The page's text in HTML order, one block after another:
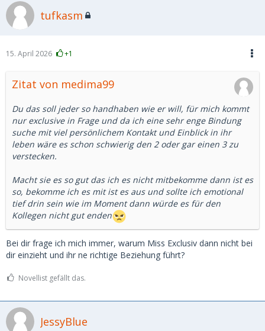
dich es mal auf MSD, statt auf Tinder zu versuchen. Jetzt
triffst du auf unterschiedliche Männer, großzügige, nette,
dich selbst...
zum Dinner, an der Bar und mit dem Muskelberg landest du
nach 3 Drinks zuviel im Bett, bekommst 500, verbunden mit
der Frage wann ihr euch wieder sehen könnt.
Das zweite Date ist mit dir selbst... Dinner, große
Begeisterung, im Gespräch hast du deinen
Jungsfrauenfetisch erwähnt, natürlich sagt dein weibliches
richtig eingefahren bist. Von der Benutzung aller 3 Öffnung
ganz zu schweigen. Kein Dessert im Bett weil.. fast
Jungfrau... you know...
Beim nächsten Date, dann Kerzen, Hotelzimmer, trotz
Sonnenschein zugezogene Vorhänge, dein männliches Ich
holt den Erklärbär heraus und testet die Ware... uiuiuiui...
fühlt sich das eng an (du warst nur nicht feucht, deshlab
gar heftige Reibung). Dein männliches ich wirft generös 200
Euro aufs Kopfkissen und ne ungenießbare Tafel
Bitterschokolade vom Aldi... wow
Aus Mitleid und weils eh nur 5 Minuten gedauert hat, triffst
tufkasm
15. April 2026 +1
Zitat von medima99
Du das soll jeder so handhaben wie er will, für mich kommt
nur exclusive in Frage und da ich eine sehr enge Bindung
suche mit viel persönlichem Kontakt und Einblick in ihr
leben wäre es schon schwierig den 2 oder gar einen 3 zu
verstecken.
Macht sie es so gut das ich es nicht mitbekomme dann ist es
so, bekomme ich es mit ist es aus und sollte ich emotional
tief drin sein wie im Moment dann würde es für den
Kollegen nicht gut enden
Bei dir frage ich mich immer, warum Miss Exclusiv dann nicht bei
dir einzieht und ihr ne richtige Beziehung führt?
Novellist gefällt das.
JessyBlue